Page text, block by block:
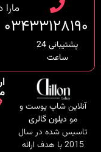
۰۳۴۳۳۱۲۸۱۹۰
پشتیبانی 24
ساعت
آنلاین شاپ پوست و
مو دیلون گالری
تاسیس شده در سال
2015 با هدف ارائه